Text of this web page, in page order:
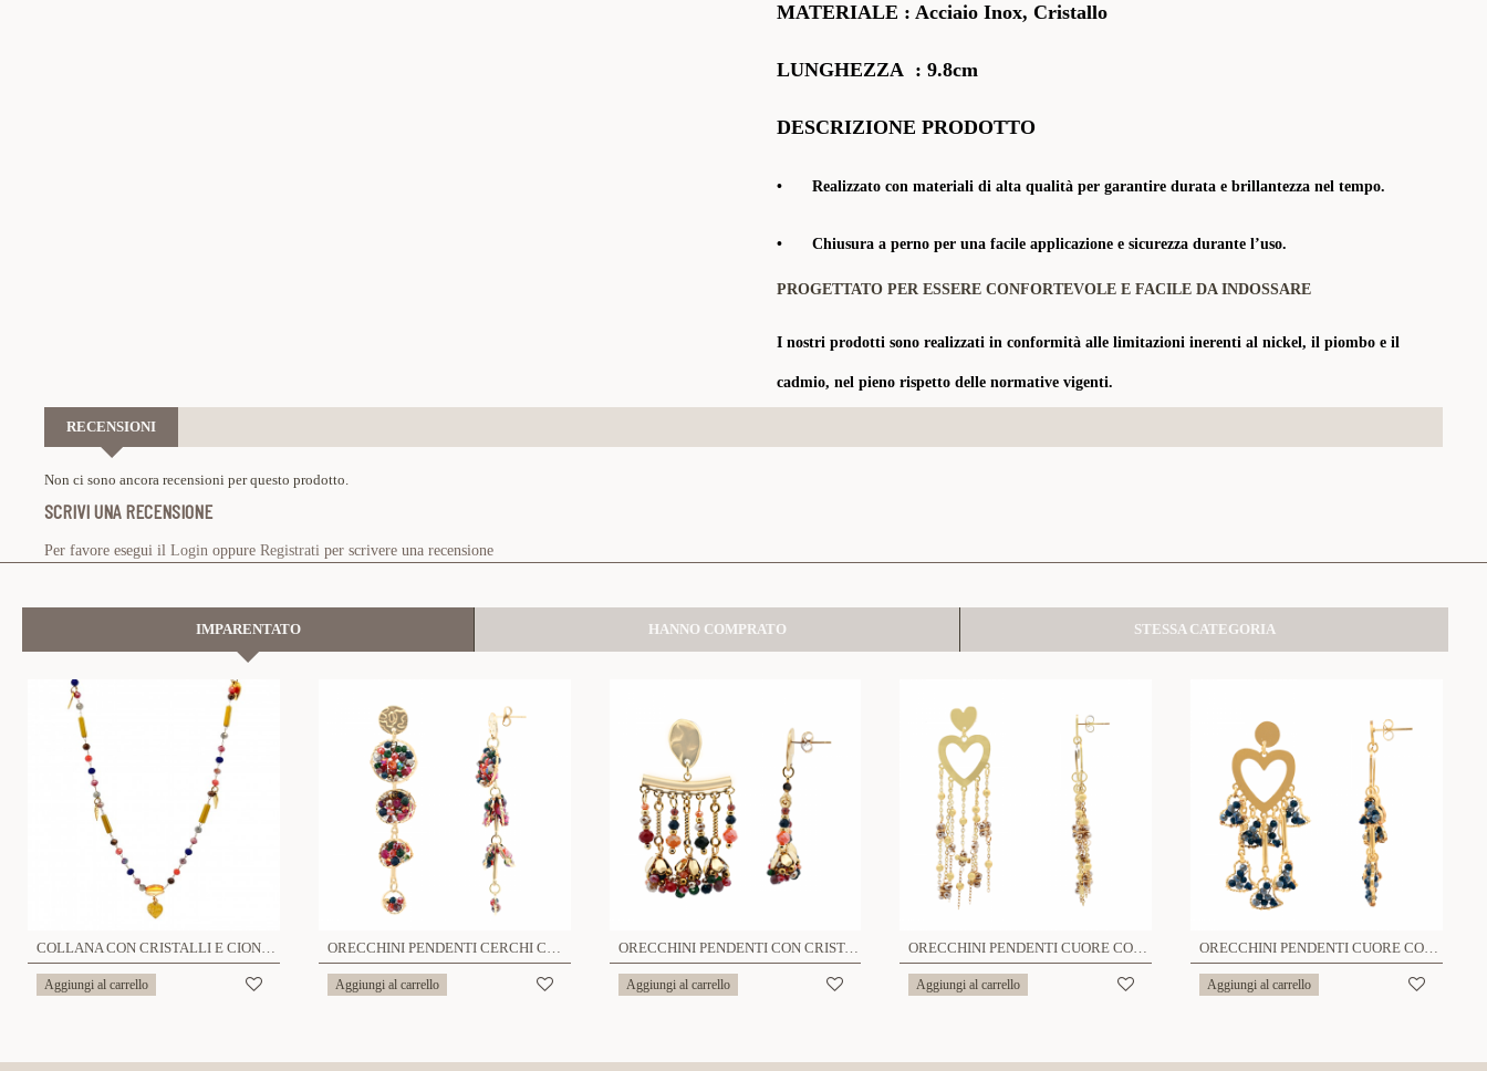
MATERIALE : Acciaio Inox, Cristallo
LUNGHEZZA : 9.8cm
DESCRIZIONE PRODOTTO
• Realizzato con materiali di alta qualità per garantire durata e brillantezza nel tempo.
• Chiusura a perno per una facile applicazione e sicurezza durante l’uso.
PROGETTATO PER ESSERE CONFORTEVOLE E FACILE DA INDOSSARE
I nostri prodotti sono realizzati in conformità alle limitazioni inerenti al nickel, il piombo e il
cadmio, nel pieno rispetto delle normative vigenti.
RECENSIONI
Non ci sono ancora recensioni per questo prodotto.
SCRIVI UNA RECENSIONE
Per favore esegui il Login oppure Registrati per scrivere una recensione
IMPARENTATO HANNO COMPRATO STESSA CATEGORIA
COLLANA CON CRISTALLI E CIONDOLI DI CUORE - NK22135D182
Aggiungi al carrello
ORECCHINI PENDENTI CERCHI CON CRISTALLI - YNK241024A335
Aggiungi al carrello
ORECCHINI PENDENTI CON CRISTALLI - YNK241104A324
Aggiungi al carrello
ORECCHINI PENDENTI CUORE CON CRISTALLI - YNK241104A323
Aggiungi al carrello
ORECCHINI PENDENTI CUORE CON CRISTALLI - YNK241184A322
Aggiungi al carrello